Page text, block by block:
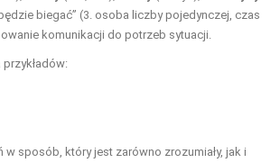
biegać” (3. osoba liczby pojedynczej, czas
komunikacji do potrzeb sytuacji.
sposób, który jest zarówno zrozumiały, jak i